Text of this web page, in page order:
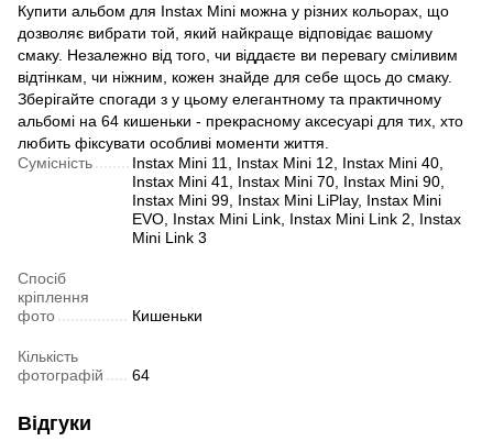
Купити альбом для Instax Mini можна у різних кольорах, що
дозволяє вибрати той, який найкраще відповідає вашому
смаку. Незалежно від того, чи віддаєте ви перевагу сміливим
відтінкам, чи ніжним, кожен знайде для себе щось до смаку.
Зберігайте спогади з у цьому елегантному та практичному
альбомі на 64 кишеньки - прекрасному аксесуарі для тих, хто
любить фіксувати особливі моменти життя.
Сумісність
Instax Mini 11, Instax Mini 12, Instax Mini 40,
Instax Mini 41, Instax Mini 70, Instax Mini 90,
Instax Mini 99, Instax Mini LiPlay, Instax Mini
EVO, Instax Mini Link, Instax Mini Link 2, Instax
Mini Link 3
Спосіб
кріплення
фото
Кишеньки
Кількість
фотографій
64
Відгуки